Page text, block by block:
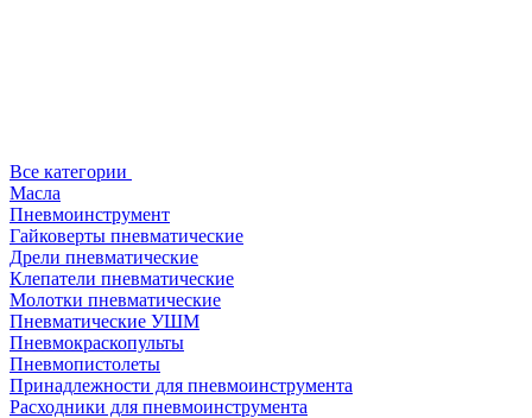
Все категории
Масла
Пневмоинструмент
Гайковерты пневматические
Дрели пневматические
Клепатели пневматические
Молотки пневматические
Пневматические УШМ
Пневмокраскопульты
Пневмопистолеты
Принадлежности для пневмоинструмента
Расходники для пневмоинструмента